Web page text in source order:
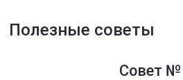
Полезные советы
Совет